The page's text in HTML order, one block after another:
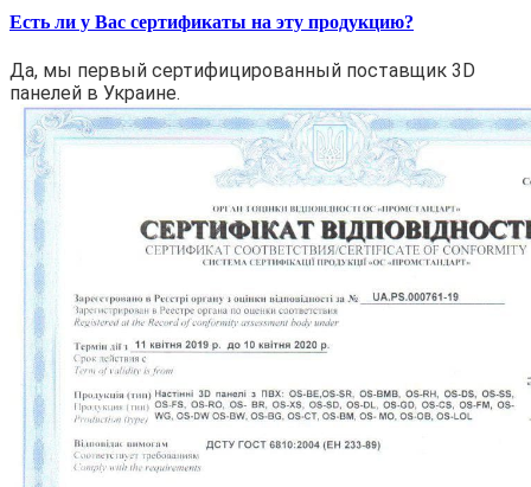
Есть ли у Вас сертификаты на эту продукцию?
Да, мы первый сертифицированный поставщик 3D
панелей в Украине.